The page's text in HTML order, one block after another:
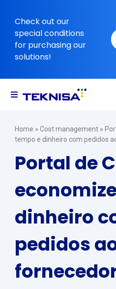
conteúdo
Check out our
special conditions
for purchasing our
solutions!
Toggle
Home » Cost management»
tempo e dinheiro com pedidos
Portal de
dinheiro
pedidos